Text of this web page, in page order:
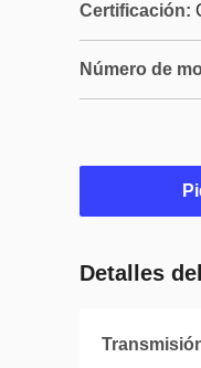
Certificación:
Número de
Detalles